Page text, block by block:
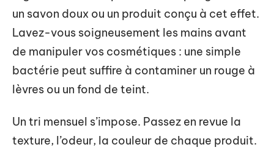
un savon doux ou un produit conçu à cet effet.
Lavez-vous soigneusement les mains avant
de manipuler vos cosmétiques : une simple
bactérie peut suffire à contaminer un rouge à
lèvres ou un fond de teint.
Un tri mensuel s’impose. Passez en revue la
texture, l’odeur, la couleur de chaque produit.